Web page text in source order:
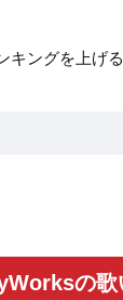
キングを上げる
の